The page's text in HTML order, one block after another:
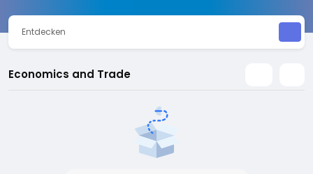
Entdecken
Economics and Trade